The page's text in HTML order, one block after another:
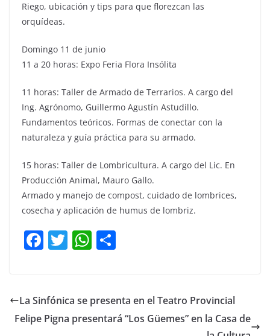
Riego, ubicación y tips para que florezcan las
orquídeas.
Domingo 11 de junio
11 a 20 horas: Expo Feria Flora Insólita
11 horas: Taller de Armado de Terrarios. A cargo del
Ing. Agrónomo, Guillermo Agustín Astudillo.
Fundamentos teóricos. Formas de conectar con la
naturaleza y guía práctica para su armado.
15 horas: Taller de Lombricultura. A cargo del Lic. En
Producción Animal, Mauro Gallo.
Armado y manejo de compost, cuidado de lombrices,
cosecha y aplicación de humus de lombriz.
F
e
b
T
er
W
s
A
p
ar
La Sinfónica se presenta en el Teatro Provincial
Felipe Pigna presentará “Los Güemes” en la Casa de